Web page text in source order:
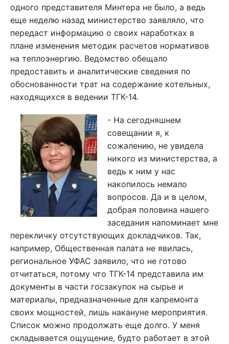
одного представителя Минтера не было, а ведь
еще неделю назад министерство заявляло, что
передаст информацию о своих наработках в
плане изменения методик расчетов нормативов
на теплоэнергию. Ведомство обещало
предоставить и аналитические сведения по
обоснованности трат на содержание котельных,
находящихся в ведении ТГК-14.
- На сегодняшнем
совещании я, к
сожалению, не увидела
никого из министерства, а
ведь к ним у нас
накопилось немало
вопросов. Да и в целом,
добрая половина нашего
заседания напоминает мне
перекличку отсутствующих докладчиков. Так,
например, Общественная палата не явилась,
региональное УФАС заявило, что не готово
отчитаться, потому что ТГК-14 представила им
документы в части госзакупок на сырье и
материалы, предназначенные для капремонта
своих мощностей, лишь накануне мероприятия.
Список можно продолжать еще долго. У меня
складывается ощущение, будто работает в этой